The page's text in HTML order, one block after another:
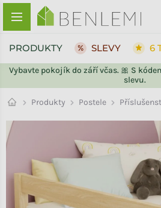
Přejít na obsah
Vybavte pokojík do září včas. 🎀 S
slevu.
PRODUKTY SLEVY 6
Produkty Postele
ZPĚT DO OBCHODU